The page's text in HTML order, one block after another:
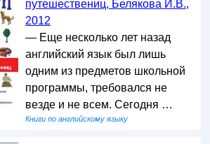
путешествениц, Белякова И.В.,
2012
— Еще несколько лет назад
английский язык был лишь
одним из предметов школьной
программы, требовался не
везде и не всем. Сегодня …
Книги по английскому языку